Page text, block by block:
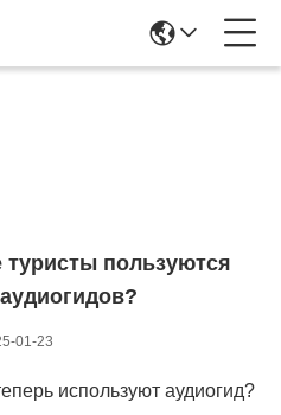
пользуются
01-23
используют аудиогид?